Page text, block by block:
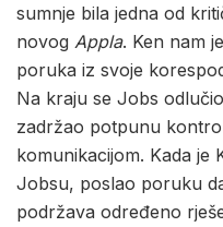
sumnje bila jedna od
novog Appla. Ken nam
poruka iz svoje
Na kraju se Jobs
zadržao potpunu
komunikacijom. Kada je
Jobsu, poslao poruku
podržava određeno